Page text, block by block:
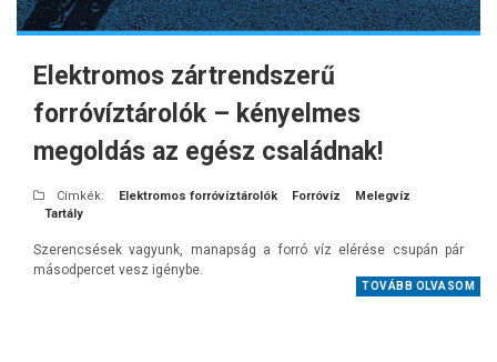
Elektromos zártrendszerű
forróvíztárolók – kényelmes
megoldás az egész családnak!
Címkék: Elektromos forróvíztárolók Forróvíz
Melegvíz
Tartály
Szerencsések vagyunk, manapság a forró víz elérése csupán pár
másodpercet vesz igénybe.
TOVÁBB OLVASOM